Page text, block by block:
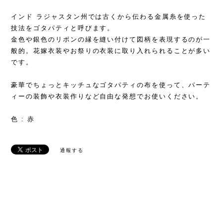
インド ラジャスタン州では古くから伝わる金属糸を使った
技法をゴタパティと呼びます。
金色や銀色のリボンの縁を縫い付けて図柄を表現するのが一
般的。花嫁衣装やお祭りの衣装に取り入れられることが多い
です。
豪華でちょっとキッチュなゴタパティの布を使って、パーテ
ィーの装飾や衣装作りなど自由な発想でお使いください。
色 : 赤
通報する